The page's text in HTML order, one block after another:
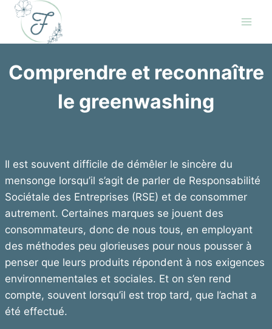
Skip
content
Comprendre et reconnaître
le greenwashing
Il est souvent difficile de démêler le sincère du
mensonge lorsqu’il s’agit de parler de Responsabilité
Sociétale des Entreprises (RSE) et de consommer
autrement. Certaines marques se jouent des
consommateurs, donc de nous tous, en employant
des méthodes peu glorieuses pour nous pousser à
penser que leurs produits répondent à nos exigences
environnementales et sociales. Et on s’en rend
compte, souvent lorsqu’il est trop tard, que l’achat a
été effectué.